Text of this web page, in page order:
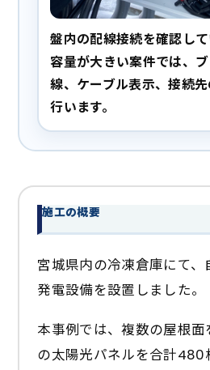
盤内の配線接続を確認して
容量が大きい案件では、
線、ケーブル表示、接続
行います。
施工の概要
宮城県内の冷凍倉庫にて
発電設備を設置しました。
本事例では、複数の屋根
の太陽光パネルを合計480